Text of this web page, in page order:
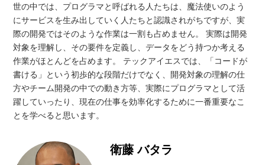
世の中では、プログラマと呼ばれる人たちは、魔法使いのよう
にサービスを生み出していく人たちと認識されがちですが、実
際の開発ではそのような作業は一割も占めません。 実際は開発
対象を理解し、その要件を定義し、データをどう持つか考える
作業がほとんどを占めます。 テックアイエスでは、「コードが
書ける」という初歩的な段階だけでなく、開発対象の理解の仕
方やチーム開発の中での動き方等、実際にプログラマとして活
躍していったり、現在の仕事を効率化するために一番重要なこ
とを学べると思います。
衛藤 バタラ